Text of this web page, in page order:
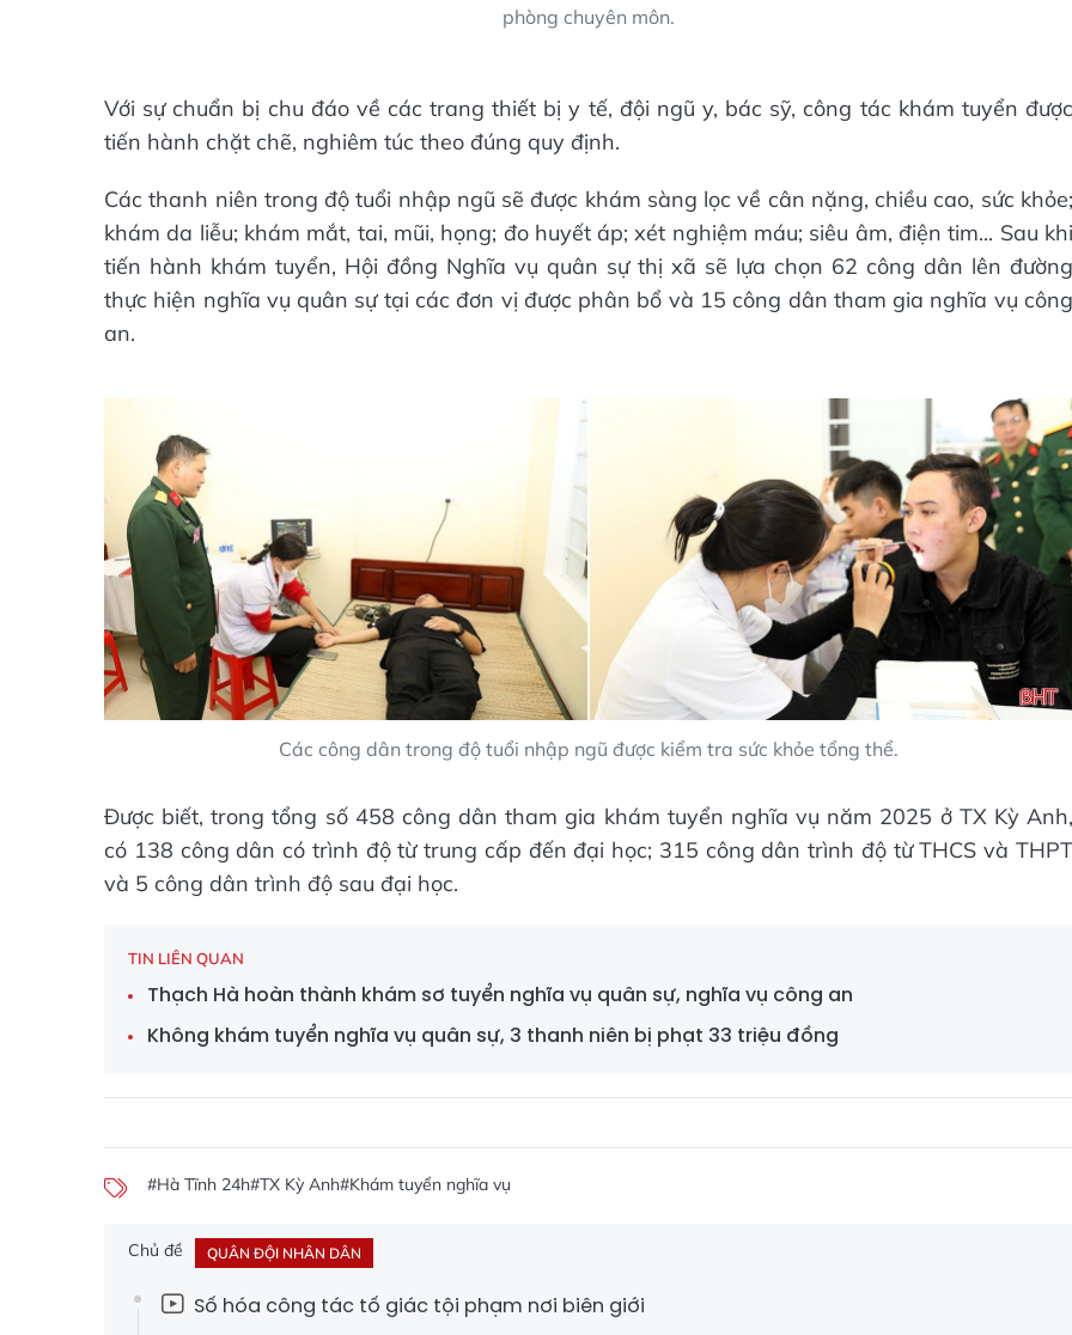
phòng chuyên môn.
Với sự chuẩn bị chu đáo về các trang thiết bị y tế, đội ngũ y, bác sỹ, công tác khám tuyển được
tiến hành chặt chẽ, nghiêm túc theo đúng quy định.
Các thanh niên trong độ tuổi nhập ngũ sẽ được khám sàng lọc về cân nặng, chiều cao, sức khỏe;
khám da liễu; khám mắt, tai, mũi, họng; đo huyết áp; xét nghiệm máu; siêu âm, điện tim... Sau khi
tiến hành khám tuyển, Hội đồng Nghĩa vụ quân sự thị xã sẽ lựa chọn 62 công dân lên đường
thực hiện nghĩa vụ quân sự tại các đơn vị được phân bổ và 15 công dân tham gia nghĩa vụ công
an.
Các công dân trong độ tuổi nhập ngũ được kiểm tra sức khỏe tổng thể.
Được biết, trong tổng số 458 công dân tham gia khám tuyển nghĩa vụ năm 2025 ở TX Kỳ Anh,
có 138 công dân có trình độ từ trung cấp đến đại học; 315 công dân trình độ từ THCS và THPT
và 5 công dân trình độ sau đại học.
TIN LIÊN QUAN
Thạch Hà hoàn thành khám sơ tuyển nghĩa vụ quân sự, nghĩa vụ công an
Không khám tuyển nghĩa vụ quân sự, 3 thanh niên bị phạt 33 triệu đồng
#Hà Tĩnh 24h#TX Kỳ Anh#Khám tuyển nghĩa vụ
Chủ đề QUÂN ĐỘI NHÂN DÂN
Số hóa công tác tố giác tội phạm nơi biên giới